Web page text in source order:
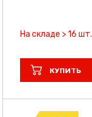
На складе > 16 шт.
КУПИТЬ